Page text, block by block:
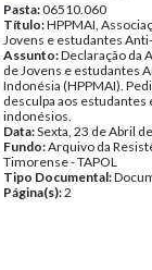
Pasta:06510.060
Título:HPPMAI,
Jovens e estudantes
Assunto:Declaração da
de Jovens e estudantes
Indonésia (HPPMAI).
desculpa aos estudantes
indonésios.
Data:Sexta, 23 de Abril
Fundo:Arquivo da
Timorense - TAPOL
Tipo Documental:
Página(s):2